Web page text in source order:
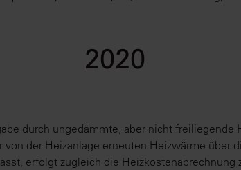
2020
durch ungedämmte, aber nicht freiliegende
der Heizanlage erneuten Heizwärme über
erfolgt zugleich die Heizkostenabrechnung